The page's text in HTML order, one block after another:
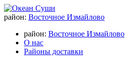
район: Восточное Измайлово
район: Восточное Измайлово
О нас
Районы доставки